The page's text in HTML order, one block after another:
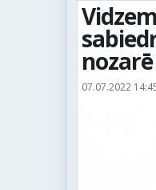
07.07.2022